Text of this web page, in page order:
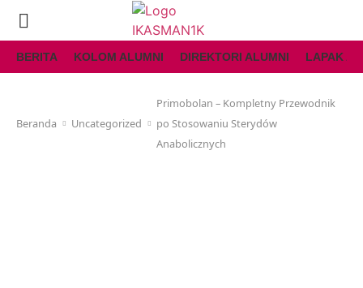
BERITA KOLOM ALUMNI DIREKTORI ALUMNI LAPAK
Beranda Uncategorized
Primobolan – Kompletny Przewodnik
po Stosowaniu Sterydów
Anabolicznych